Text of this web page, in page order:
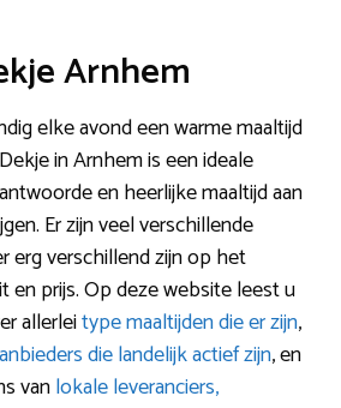
Arnhem
elke avond een warme maaltijd
in Arnhem is een ideale
en heerlijke maaltijd aan
Er zijn veel verschillende
erg verschillend zijn op het
en prijs. Op deze website leest u
allerleitype maaltijden die er zijn,
die landelijk actief zijn, en
vanlokale leveranciers,